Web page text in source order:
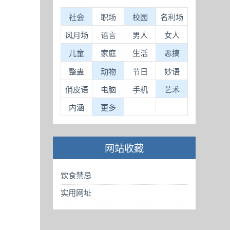
社会 职场 校园 名利场
风月场 语言 男人 女人
儿童 家庭 生活 恶搞
整蛊 动物 节日 妙语
俏皮语 电脑 手机 艺术
内涵 更多
网站收藏
饮食禁忌
实用网址